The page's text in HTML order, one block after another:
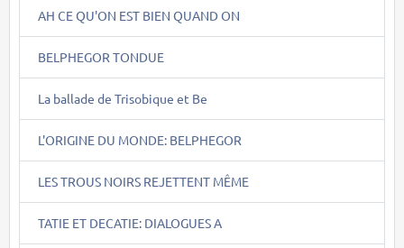
AH CE QU'ON EST BIEN QUAND ON
BELPHEGOR TONDUE
La ballade de Trisobique et Be
L'ORIGINE DU MONDE: BELPHEGOR
LES TROUS NOIRS REJETTENT MÊME
TATIE ET DECATIE: DIALOGUES A